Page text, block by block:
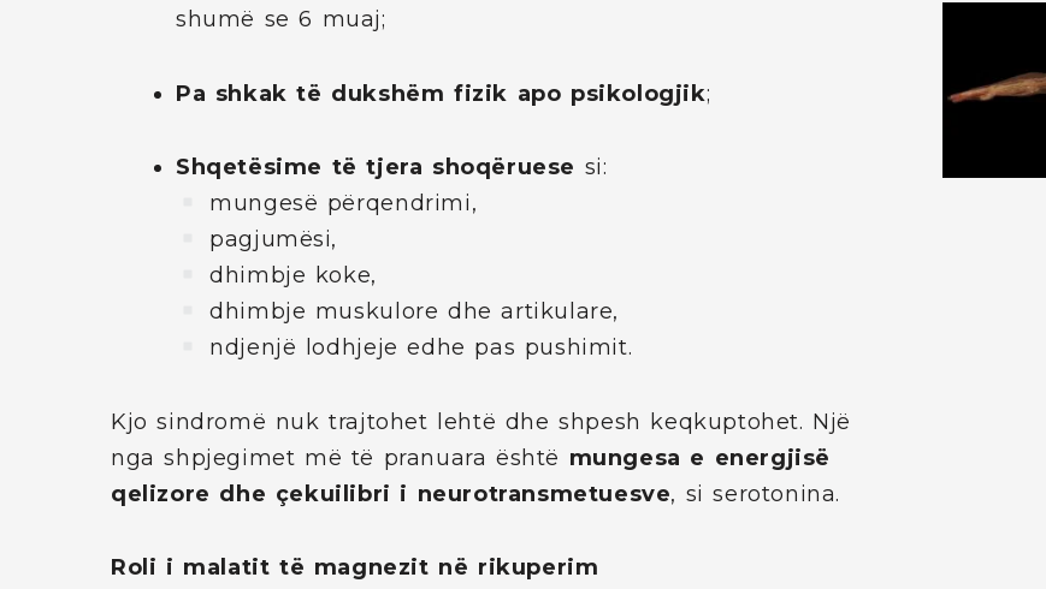
shumë se 6 muaj;
Pa shkak të dukshëm fizik apo psikologjik;
Shqetësime të tjera shoqëruese si:
mungesë përqendrimi,
pagjumësi,
dhimbje koke,
dhimbje muskulore dhe artikulare,
ndjenjë lodhjeje edhe pas pushimit.
Kjo sindromë nuk trajtohet lehtë dhe shpesh keqkuptohet. Një
nga shpjegimet më të pranuara është mungesa e energjisë
qelizore dhe çekuilibri i neurotransmetuesve, si serotonina.
Roli i malatit të magnezit në rikuperim